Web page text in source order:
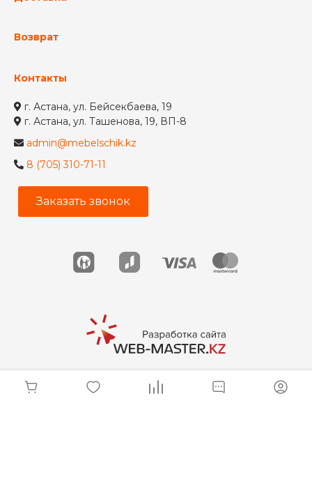
Возврат
Контакты
г. Астана, ул. Бейсекбаева, 19
г. Астана, ул. Ташенова, 19, ВП-8
admin@mebelschik.kz
8 (705) 310-71-11
Заказать звонок
© 2026 Мебельщик, Все права защищены